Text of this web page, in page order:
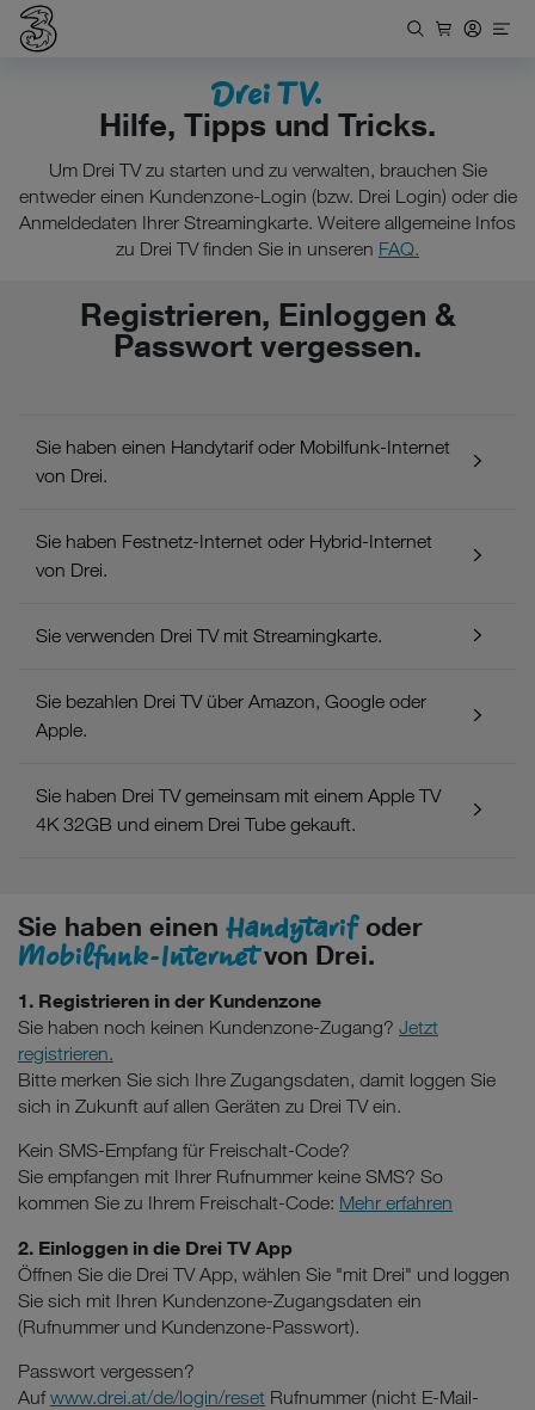
Drei TV.
Hilfe, Tipps und Tricks.
Um Drei TV zu starten und zu verwalten, brauchen Sie
entweder einen Kundenzone-Login (bzw. Drei Login) oder die
Anmeldedaten Ihrer Streamingkarte. Weitere allgemeine Infos
zu Drei TV finden Sie in unseren FAQ.
Registrieren, Einloggen &
Passwort vergessen.
Sie haben einen Handytarif oder Mobilfunk-Internet
von Drei.
Sie haben Festnetz-Internet oder Hybrid-Internet
von Drei.
Sie verwenden Drei TV mit Streamingkarte.
Sie bezahlen Drei TV über Amazon, Google oder
Apple.
Sie haben Drei TV gemeinsam mit einem Apple TV
4K 32GB und einem Drei Tube gekauft.
Sie haben einen Handytarifoder
Mobilfunk-Internetvon Drei.
1. Registrieren in der Kundenzone
Sie haben noch keinen Kundenzone-Zugang? Jetzt
registrieren.
Bitte merken Sie sich Ihre Zugangsdaten, damit loggen Sie
sich in Zukunft auf allen Geräten zu Drei TV ein.
Kein SMS-Empfang für Freischalt-Code?
Sie empfangen mit Ihrer Rufnummer keine SMS? So
kommen Sie zu Ihrem Freischalt-Code: Mehr erfahren
2. Einloggen in die Drei TV App
Öffnen Sie die Drei TV App, wählen Sie "mit Drei" und loggen
Sie sich mit Ihren Kundenzone-Zugangsdaten ein
(Rufnummer und Kundenzone-Passwort).
Passwort vergessen?
Aufwww.drei.at/de/login/reset Rufnummer (nicht E-Mail-